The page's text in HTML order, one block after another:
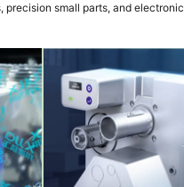
precision small parts, and electronic